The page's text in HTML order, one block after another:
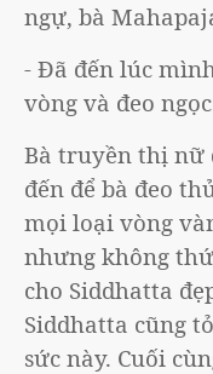
ngự, bà
- Đã đến lúc
vòng và đeo
Bà truyền thị nữ
đến để bà đeo
mọi loại vòng
nhưng không
cho Siddhatta
Siddhatta cũng
sức này. Cuối